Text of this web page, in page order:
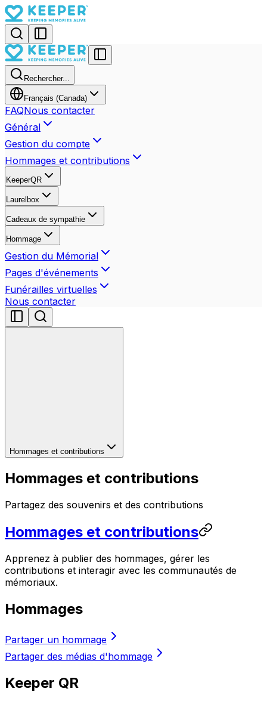
Rechercher...
Français (Canada)
FAQNous contacter
Général
Gestion du compte
Hommages et contributions
KeeperQR
Laurelbox
Cadeaux de sympathie
Hommage
Gestion du Mémorial
Pages d'événements
Funérailles virtuelles
Nous contacter
Hommages et contributions
Hommages et contributions
Partagez des souvenirs et des contributions
Hommages et contributions
Apprenez à publier des hommages, gérer les
contributions et interagir avec les communautés de
mémoriaux.
Hommages
Partager un hommage
Partager des médias d'hommage
Keeper QR